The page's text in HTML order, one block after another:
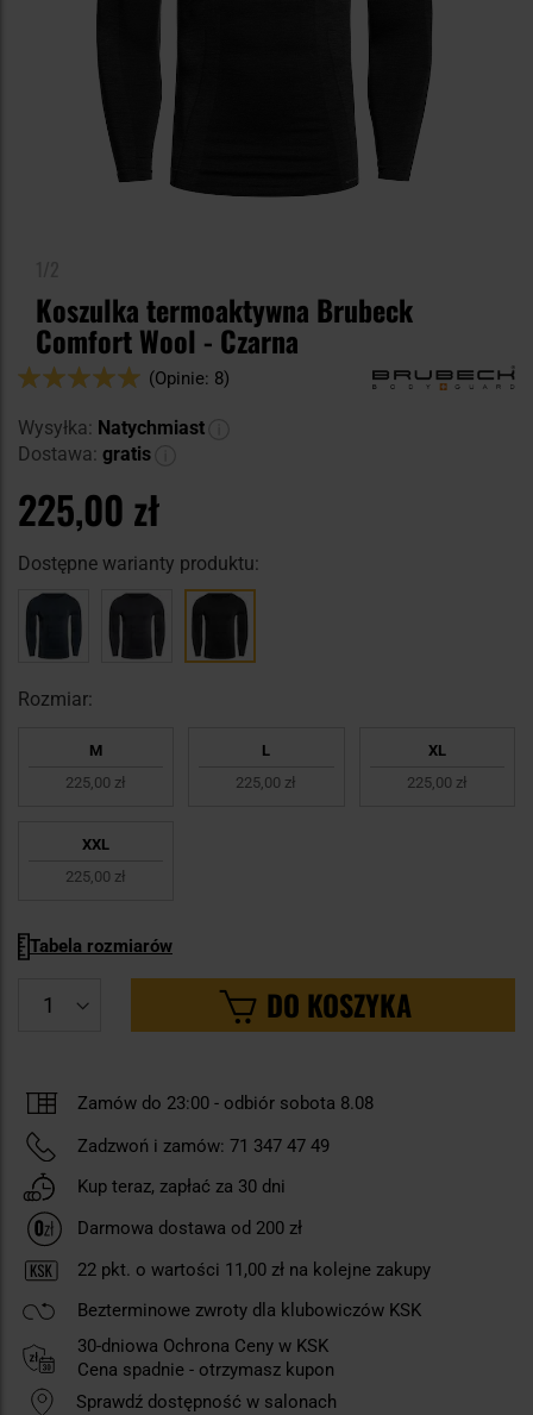
Koszulka termoaktywna Brubeck
Comfort Wool - Czarna
Ocena:
(Opinie: 8)
Wysyłka: Natychmiast
Dostawa: gratis
225,00 zł
Dostępne warianty produktu:
Rozmiar:
M
225,00 zł
L
225,00 zł
XL
225,00 zł
XXL
225,00 zł
Tabela rozmiarów
DO KOSZYKA
Zamów do 23:00 - odbiór sobota 8.08
Zadzwoń i zamów: 71 347 47 49
Kup teraz, zapłać za 30 dni
Darmowa dostawa od 200 zł
22 pkt. o wartości 11,00 zł na kolejne zakupy
Bezterminowe zwroty dla klubowiczów KSK
30-dniowa Ochrona Ceny w KSK
Cena spadnie - otrzymasz kupon
Sprawdź dostępność w salonach